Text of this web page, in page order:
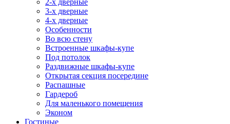
2-х дверные
3-х дверные
4-х дверные
Особенности
Во всю стену
Встроенные шкафы-купе
Под потолок
Раздвижные шкафы-купе
Открытая секция посередине
Распашные
Гардероб
Для маленького помещения
Эконом
Гостиные